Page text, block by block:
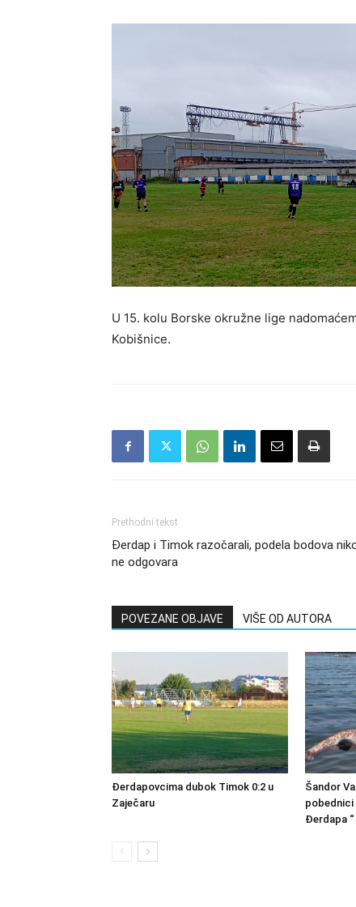
U 15. kolu Borske okružne lige
Kobišnice.
Prethodni tekst
Đerdap i Timok razočarali, podela bodova
ne odgovara
POVEZANE OBJAVE VIŠE OD AUTORA
Đerdapovcima dubok Timok 0:2 u
Zaječaru
Šandor
pobednici
Đerdapa “